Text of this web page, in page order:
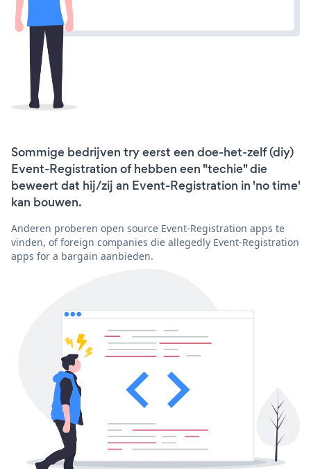
Sommige bedrijven try eerst een doe-het-zelf (diy)
Event-Registration of hebben een "techie" die
beweert dat hij/zij an Event-Registration in 'no time'
kan bouwen.
Anderen proberen open source Event-Registration apps te
vinden, of foreign companies die allegedly Event-Registration
apps for a bargain aanbieden.